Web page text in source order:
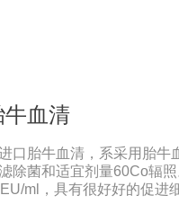
血清
口胎牛血清，系采用胎牛
除菌和适宜剂量60Co辐
ml，具有很好好的促进